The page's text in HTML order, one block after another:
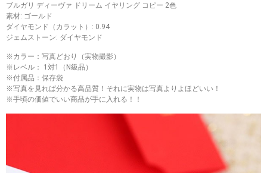
ブルガリ ディーヴァ ドリーム イヤリング コピー 2色
素材: ゴールド
ダイヤモンド（カラット）: 0.94
ジェムストーン: ダイヤモンド
※カラー：写真どおり（実物撮影）
※レベル： 1対1（N級品）
※付属品：保存袋
※写真を見れば分かる高品質！それに実物は写真よりよほどいい！
※手頃の価値でいい商品が手に入れる！！